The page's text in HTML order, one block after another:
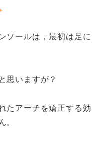
ソールは，最初は足に
思いますが？
たアーチを矯正する効